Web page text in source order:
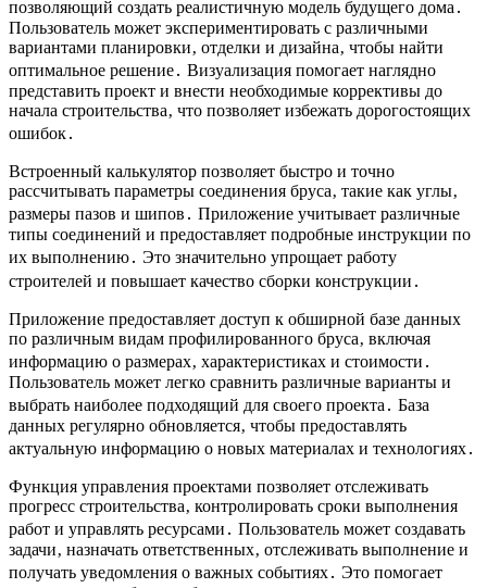
позволяющий создать реалистичную модель будущего дома․
Пользователь может экспериментировать с различными
вариантами планировки‚ отделки и дизайна‚ чтобы найти
оптимальное решение․ Визуализация помогает наглядно
представить проект и внести необходимые коррективы до
начала строительства‚ что позволяет избежать дорогостоящих
ошибок․
Встроенный калькулятор позволяет быстро и точно
рассчитывать параметры соединения бруса‚ такие как углы‚
размеры пазов и шипов․ Приложение учитывает различные
типы соединений и предоставляет подробные инструкции по
их выполнению․ Это значительно упрощает работу
строителей и повышает качество сборки конструкции․
Приложение предоставляет доступ к обширной базе данных
по различным видам профилированного бруса‚ включая
информацию о размерах‚ характеристиках и стоимости․
Пользователь может легко сравнить различные варианты и
выбрать наиболее подходящий для своего проекта․ База
данных регулярно обновляется‚ чтобы предоставлять
актуальную информацию о новых материалах и технологиях․
Функция управления проектами позволяет отслеживать
прогресс строительства‚ контролировать сроки выполнения
работ и управлять ресурсами․ Пользователь может создавать
задачи‚ назначать ответственных‚ отслеживать выполнение и
получать уведомления о важных событиях․ Это помогает